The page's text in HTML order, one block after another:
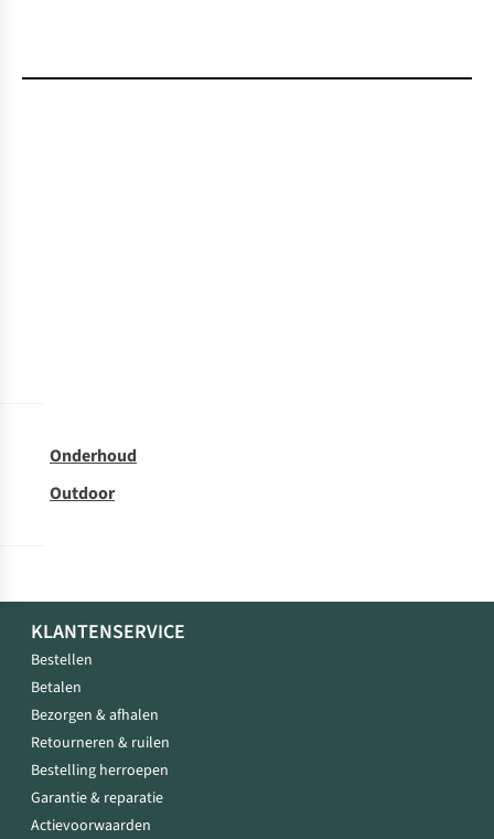
Onderhoud
Outdoor
KLANTENSERVICE
Bestellen
Betalen
Bezorgen & afhalen
Retourneren & ruilen
Bestelling herroepen
Garantie & reparatie
Actievoorwaarden